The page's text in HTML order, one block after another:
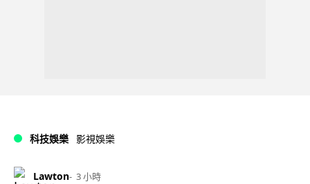
科技娛樂 影視娛樂
Lawton 3 小時